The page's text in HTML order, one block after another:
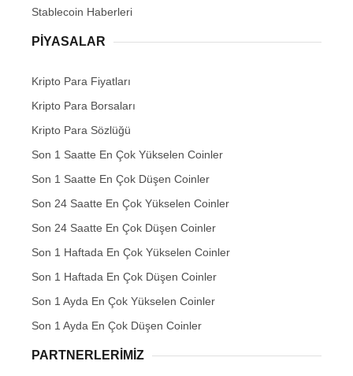
Stablecoin Haberleri
PIYASALAR
Kripto Para Fiyatları
Kripto Para Borsaları
Kripto Para Sözlüğü
Son 1 Saatte En Çok Yükselen Coinler
Son 1 Saatte En Çok Düşen Coinler
Son 24 Saatte En Çok Yükselen Coinler
Son 24 Saatte En Çok Düşen Coinler
Son 1 Haftada En Çok Yükselen Coinler
Son 1 Haftada En Çok Düşen Coinler
Son 1 Ayda En Çok Yükselen Coinler
Son 1 Ayda En Çok Düşen Coinler
PARTNERLERIMIZ